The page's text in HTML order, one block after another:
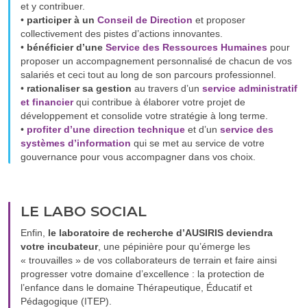
et y contribuer.
• participer à unConseil de Direction et proposer
collectivement des pistes d’actions innovantes.
• bénéficier d’uneService des Ressources Humaines pour
proposer un accompagnement personnalisé de chacun de vos
salariés et ceci tout au long de son parcours professionnel.
• rationaliser sa gestion au travers d’unservice administratif
et financierqui contribue à élaborer votre projet de
développement et consolide votre stratégie à long terme.
• profiter d’une direction technique et d’unservice des
systèmes d’information qui se met au service de votre
gouvernance pour vous accompagner dans vos choix.
LE LABO SOCIAL
Enfin, le laboratoire de recherche d’AUSIRIS deviendra
votre incubateur, une pépinière pour qu’émerge les
« trouvailles » de vos collaborateurs de terrain et faire ainsi
progresser votre domaine d’excellence : la protection de
l’enfance dans le domaine Thérapeutique, Éducatif et
Pédagogique (ITEP).